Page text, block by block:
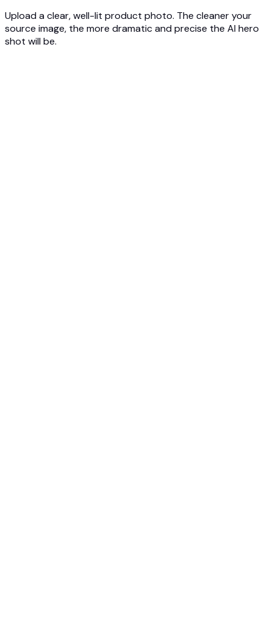
Upload a clear, well-lit product photo. The cleaner your
source image, the more dramatic and precise the AI hero
shot will be.